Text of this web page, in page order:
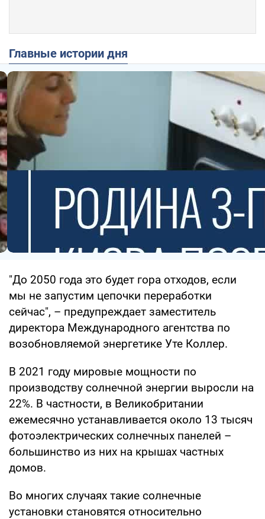
Главные истории дня
"До 2050 года это будет гора отходов, если
мы не запустим цепочки переработки
сейчас", – предупреждает заместитель
директора Международного агентства по
возобновляемой энергетике Уте Коллер.
В 2021 году мировые мощности по
производству солнечной энергии выросли на
22%. В частности, в Великобритании
ежемесячно устанавливается около 13 тысяч
фотоэлектрических солнечных панелей –
большинство из них на крышах частных
домов.
Во многих случаях такие солнечные
установки становятся относительно